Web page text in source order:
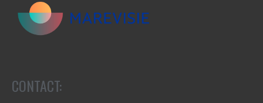
CONTACT: